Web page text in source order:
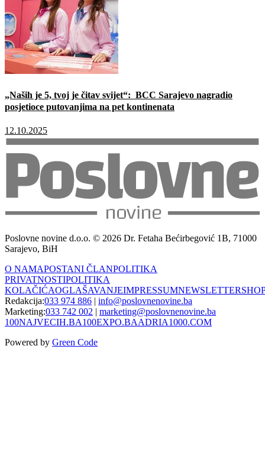
„Naših je 5, tvoj je čitav svijet“: BCC Sarajevo nagradio
posjetioce putovanjima na pet kontinenata
12.10.2025
Poslovne novine d.o.o. © 2026 Dr. Fetaha Bećirbegović 1B, 71000
Sarajevo, BiH
O NAMAPOSTANI ČLANPOLITIKA
PRIVATNOSTIPOLITIKA
KOLAČIĆAOGLAŠAVANJEIMPRESSUMNEWSLETTER
Redakcija:033 974 886 | info@poslovnenovine.ba
Marketing:033 742 002 | marketing@poslovnenovine.ba
100NAJVECIH.BA100EXPO.BAADRIA1000.COM
Powered by Green Code